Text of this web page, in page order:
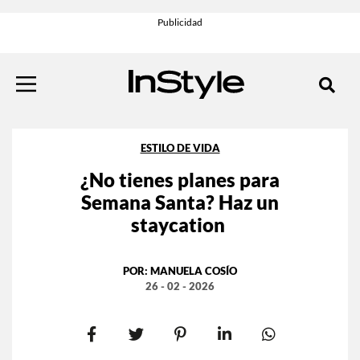
ESTILO DE VIDA
¿No tienes planes para
Semana Santa? Haz un
staycation
POR: MANUELA COSÍO
26 - 02 - 2026